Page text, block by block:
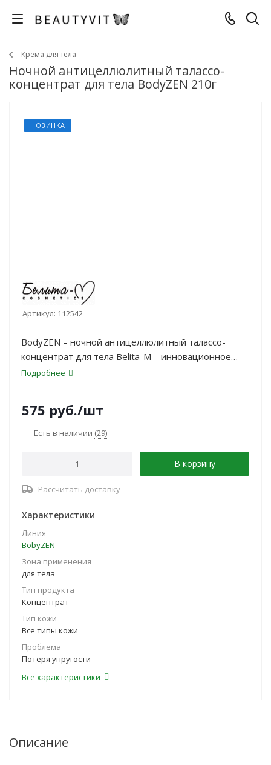
Крема для тела
Ночной антицеллюлитный талассо-
концентрат для тела BodyZEN 210г
НОВИНКА
Артикул: 112542
BodyZEN – ночной антицеллюлитный талассо-
концентрат для тела Belita-M – инновационное
средство для интенсивного ухода за кожей во
Подробнее
575 руб./шт
Есть в наличии (29)
В корзину
Рассчитать доставку
Характеристики
Линия
BobyZEN
Зона применения
для тела
Тип продукта
Концентрат
Тип кожи
Все типы кожи
Проблема
Потеря упругости
Все характеристики
Описание